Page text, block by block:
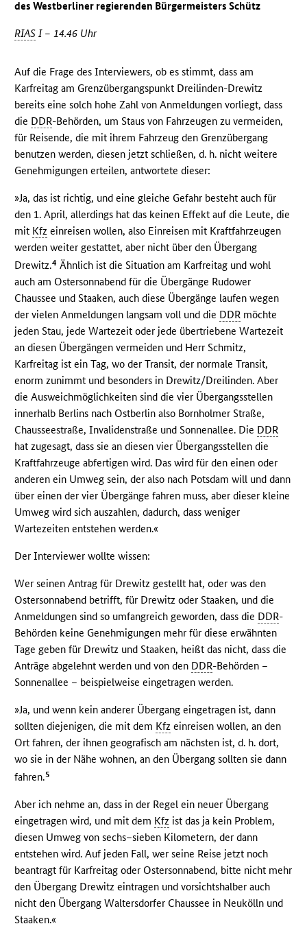
des Westberliner regierenden Bürgermeisters Schütz
RIAS I – 14.46 Uhr
Auf die Frage des Interviewers, ob es stimmt, dass am
Karfreitag am Grenzübergangspunkt Dreilinden-Drewitz
bereits eine solch hohe Zahl von Anmeldungen vorliegt, dass
die DDR-Behörden, um Staus von Fahrzeugen zu vermeiden,
für Reisende, die mit ihrem Fahrzeug den Grenzübergang
benutzen werden, diesen jetzt schließen, d. h. nicht weitere
Genehmigungen erteilen, antwortete dieser:
»Ja, das ist richtig, und eine gleiche Gefahr besteht auch für
den 1. April, allerdings hat das keinen Effekt auf die Leute, die
mit Kfz einreisen wollen, also Einreisen mit Kraftfahrzeugen
werden weiter gestattet, aber nicht über den Übergang
Drewitz.4 Ähnlich ist die Situation am Karfreitag und wohl
auch am Ostersonnabend für die Übergänge Rudower
Chaussee und Staaken, auch diese Übergänge laufen wegen
der vielen Anmeldungen langsam voll und die DDR möchte
jeden Stau, jede Wartezeit oder jede übertriebene Wartezeit
an diesen Übergängen vermeiden und Herr Schmitz,
Karfreitag ist ein Tag, wo der Transit, der normale Transit,
enorm zunimmt und besonders in Drewitz/Dreilinden. Aber
die Ausweichmöglichkeiten sind die vier Übergangsstellen
innerhalb Berlins nach Ostberlin also Bornholmer Straße,
Chausseestraße, Invalidenstraße und Sonnenallee. Die DDR
hat zugesagt, dass sie an diesen vier Übergangsstellen die
Kraftfahrzeuge abfertigen wird. Das wird für den einen oder
anderen ein Umweg sein, der also nach Potsdam will und dann
über einen der vier Übergänge fahren muss, aber dieser kleine
Umweg wird sich auszahlen, dadurch, dass weniger
Wartezeiten entstehen werden.«
Der Interviewer wollte wissen:
Wer seinen Antrag für Drewitz gestellt hat, oder was den
Ostersonnabend betrifft, für Drewitz oder Staaken, und die
Anmeldungen sind so umfangreich geworden, dass die DDR-
Behörden keine Genehmigungen mehr für diese erwähnten
Tage geben für Drewitz und Staaken, heißt das nicht, dass die
Anträge abgelehnt werden und von den DDR-Behörden –
Sonnenallee – beispielweise eingetragen werden.
»Ja, und wenn kein anderer Übergang eingetragen ist, dann
sollten diejenigen, die mit dem Kfz einreisen wollen, an den
Ort fahren, der ihnen geografisch am nächsten ist, d. h. dort,
wo sie in der Nähe wohnen, an den Übergang sollten sie dann
fahren.5
Aber ich nehme an, dass in der Regel ein neuer Übergang
eingetragen wird, und mit dem Kfz ist das ja kein Problem,
diesen Umweg von sechs–sieben Kilometern, der dann
entstehen wird. Auf jeden Fall, wer seine Reise jetzt noch
beantragt für Karfreitag oder Ostersonnabend, bitte nicht mehr
den Übergang Drewitz eintragen und vorsichtshalber auch
nicht den Übergang Waltersdorfer Chaussee in Neukölln und
Staaken.«